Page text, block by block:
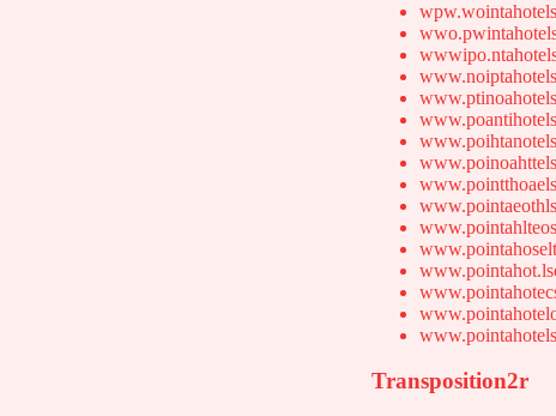
Transposition2r